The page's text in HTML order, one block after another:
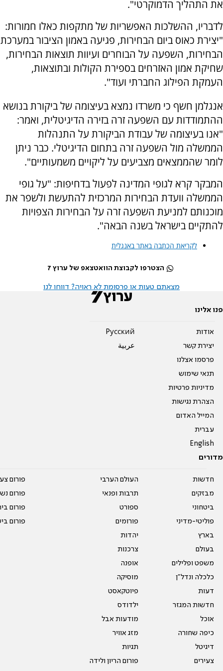
את התהליך הדמוקרטי".
לדבריו, ההשלכות האפשריות של מתקפות כאלו חמורות:
"יצירת כאוס ביום הבחירות, פגיעה באמון הציבור במערכת
הבחירות, השפעה על הבוחרים ועיוות תוצאות הבחירות,
שחיקת אמון האזרחים בספירת הקולות ובתוצאות,
העמקת הפילוג החברתי ועוד".
אנגלמן חשף כי משרדו נמצא בעיצומה של ביקורת בנושא
ההתמודדות עם השפעה זרה בזירה הדיגיטלית, ואמר:
"אנו בעיצומה של עבודת הביקורת על התנהלות
הממשלה מול השפעה זרה בתחום הדיגיטלי. כבר ניתן
לומר שהממצאים מצביעים על ליקויים משמעותיים".
המבקר קרא לגופי המדינה לפעול בדחיפות: "על גופי
הממשלה וועדת הבחירות המרכזית להתעשת ולשפר את
מוכנותם למניעת השפעה זרה על הבחירות הצפויות
להתקיים בישראל בשנה הבאה".
לקריאת הכתבה באתר באנגלית
הצטרפו לקבוצת הוואטצאפ של ערוץ 7
מצאתם טעות או פרסומת לא ראויה? דווחו לנו
פנו אלינו
אודות
יצירת קשר
פרסמו אצלנו
תנאי שימוש
מדיניות פרטיות
הצהרת נגישות
המייל האדום
עברית
English
Pусский
عربية
מדורים
חדשות
מבזקים
ביטחוני
פוליטי-מדיני
בארץ
בעולם
משפט ופלילים
כלכלה ונדל"ן
דעות
חדשות המגזר
אוכל
כיפה שחורה
דיגיטל
צעירים
העולם הערבי
תרבות ופנאי
ספורט
פורומים
יהדות
צרכנות
אופנה
מוסיקה
פיוטקאסט
ילדודס
מודעות אבל
מזג אוויר
תגיות
פורום הריון ולידה
פורום
פורום
פורום
פורום